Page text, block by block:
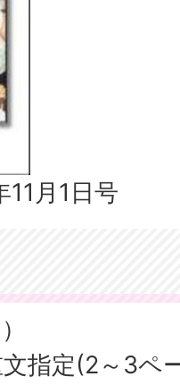
月1日号
文指定(2～3ペ